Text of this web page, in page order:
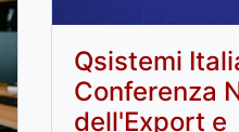
Qsistemi
Conferenza
dell'Export e